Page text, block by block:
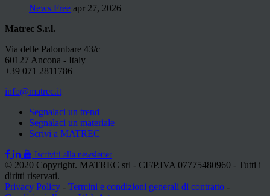
News Free apr 27, 2026
Matrec S.r.l.
Via delle Palombare 43/c
60127 Ancona - Italy
+39 071 2811786
info@matrec.it
Segnalaci un trend
Segnalaci un materiale
Scrivi a MATREC
Iscriviti alla newsletter
© 2020 Copyright. MATREC srl - CF/P.IVA 07775480960 - Tutti i
diritti riservati.
Privacy Policy - Termini e condizioni generali di contratto -